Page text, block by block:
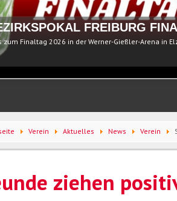
FREIBURG
Finaltag 2026 in der Werner-Gießler-Arena in
Verein Aktuelles News Verein
ziehen